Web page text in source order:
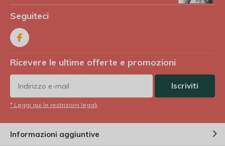
Seguiteci
Ricevere le ultime offerte e promozioni
Iscriviti
* Leggi qui le restrizioni legali
Informazioni aggiuntive